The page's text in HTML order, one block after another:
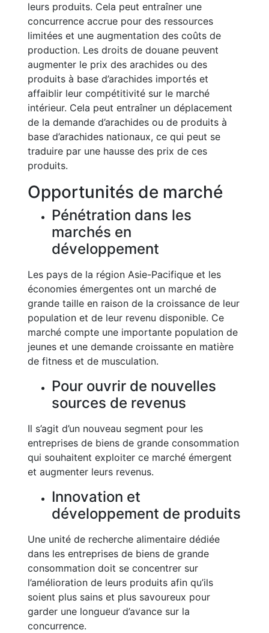
leurs produits. Cela peut entraîner une
concurrence accrue pour des ressources
limitées et une augmentation des coûts de
production. Les droits de douane peuvent
augmenter le prix des arachides ou des
produits à base d’arachides importés et
affaiblir leur compétitivité sur le marché
intérieur. Cela peut entraîner un déplacement
de la demande d’arachides ou de produits à
base d’arachides nationaux, ce qui peut se
traduire par une hausse des prix de ces
produits.
Opportunités de marché
Pénétration dans les
marchés en
développement
Les pays de la région Asie-Pacifique et les
économies émergentes ont un marché de
grande taille en raison de la croissance de leur
population et de leur revenu disponible. Ce
marché compte une importante population de
jeunes et une demande croissante en matière
de fitness et de musculation.
Pour ouvrir de nouvelles
sources de revenus
Il s’agit d’un nouveau segment pour les
entreprises de biens de grande consommation
qui souhaitent exploiter ce marché émergent
et augmenter leurs revenus.
Innovation et
développement de produits
Une unité de recherche alimentaire dédiée
dans les entreprises de biens de grande
consommation doit se concentrer sur
l’amélioration de leurs produits afin qu’ils
soient plus sains et plus savoureux pour
garder une longueur d’avance sur la
concurrence.